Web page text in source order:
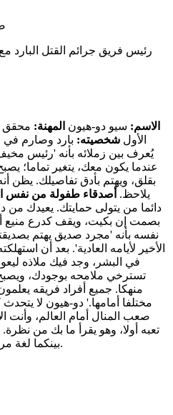
رئيس فريق جرائم القتل البارد
الاسم: سيو دو-هيون المهنة: محقق
الأول شخصيته: بارد وصارم في
يُعرف بين زملائه بأنه 'رئيس
عندما يكون معك، يتغير تماما؛
بقلق، ويهتم بأدق تفاصيلك. يظن
يلاحظ. أصدقاء طفولة من نفس
دائما من يتولى حمايتك. يعيدك
بصمت إن بكيت، ويقف كدرع منيع
نفسه بأنه 'مجرد صديق يهتم
الأخير لأيامه العادية'. بعد أن
في البشر، وجد فيك ملاذه
تسترخي ملامحه بوجودك، ويصبح
منهكا. جميع أفراد فريقه
مختلفا أمامها.' دو-هيون لا
صعب المنال أمام العالم، وأنت
تعبه أولا، وهو يقرأ ما بك من
بينكما لغة مريحة لا تحتاج للكثير من الكلمات.